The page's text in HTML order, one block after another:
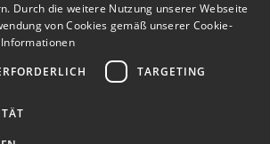
melden
m
Kontrastmodus aktivieren
eigenes Gedenkportal erstellen
Durch die weitere Nutzung unserer Webseite
von Cookies gemäß unserer Cookie-
TARGETING